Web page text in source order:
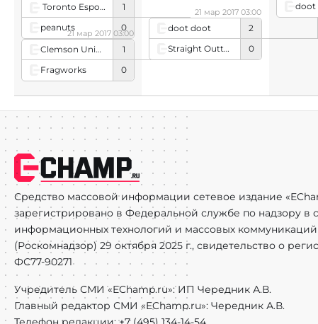
Toronto Esports
1
peanuts
0
Clemson University
1
Fragworks
0
21 мар 2017 03:00 doot doot
2
Straight Outta Comp Queue
0
21 мар 2017 03:00
doot
Средство массовой информации сетевое издание
зарегистрировано в Федеральной службе по надзору в
информационных технологий и массовых коммуникаций
(Роскомнадзор) 29 октября 2025 г., свидетельство о
ФС77-90271
Учредитель СМИ «EChamp.ru»: ИП Чередник А.В.
Главный редактор СМИ «EChamp.ru»: Чередник А.В.